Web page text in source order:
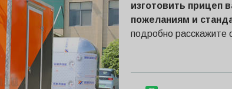
изготовить прицеп
пожеланиям и
подробно расскажите